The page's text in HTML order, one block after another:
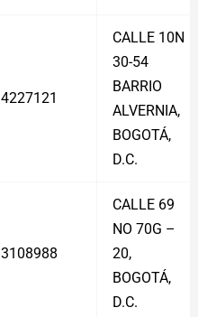
4227121
CALLE 10N
30-54
BARRIO
ALVERNIA,
BOGOTÁ,
D.C.
3108988
CALLE 69
NO 70G –
20,
BOGOTÁ,
D.C.